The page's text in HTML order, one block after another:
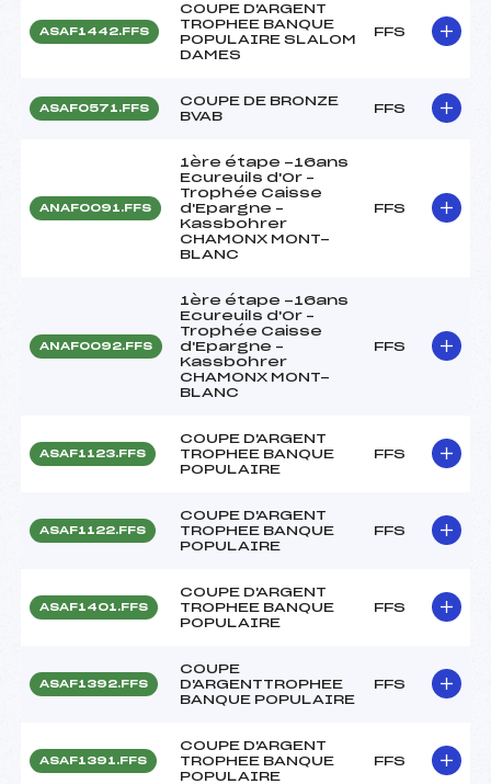
ASAF1442.FFS
COUPE D'ARGENT
TROPHEE BANQUE
POPULAIRE SLALOM
DAMES
FFS
ASAF0571.FFS
COUPE DE BRONZE
BVAB
FFS
ANAF0091.FFS
1ère étape -16ans
Ecureuils d'Or –
Trophée Caisse
d'Epargne –
Kassbohrer
CHAMONX MONT-
BLANC
FFS
ANAF0092.FFS
1ère étape -16ans
Ecureuils d'Or –
Trophée Caisse
d'Epargne –
Kassbohrer
CHAMONX MONT-
BLANC
FFS
ASAF1123.FFS
COUPE D'ARGENT
TROPHEE BANQUE
POPULAIRE
FFS
ASAF1122.FFS
COUPE D'ARGENT
TROPHEE BANQUE
POPULAIRE
FFS
ASAF1401.FFS
COUPE D'ARGENT
TROPHEE BANQUE
POPULAIRE
FFS
ASAF1392.FFS
COUPE
D'ARGENTTROPHEE
BANQUE POPULAIRE
FFS
ASAF1391.FFS
COUPE D'ARGENT
TROPHEE BANQUE
POPULAIRE
FFS